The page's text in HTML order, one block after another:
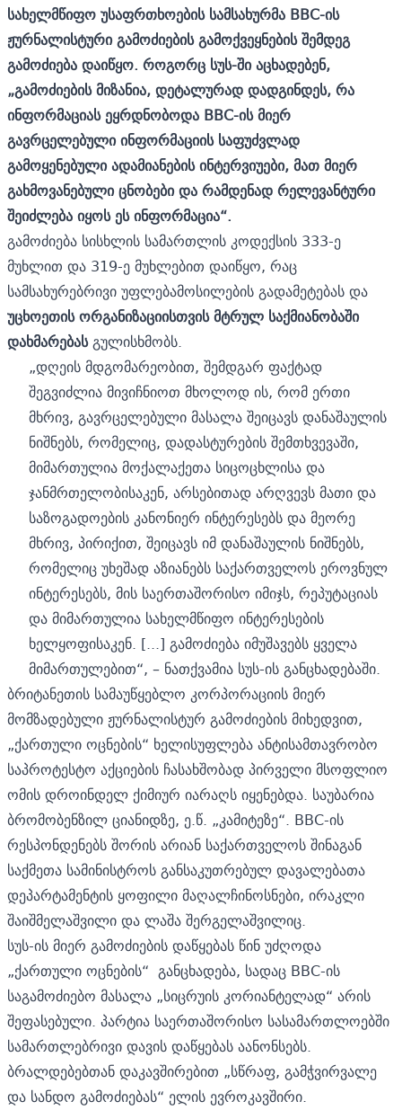
სახელმწიფო უსაფრთხოების სამსახურმა BBC-ის
ჟურნალისტური გამოძიების გამოქვეყნების შემდეგ
გამოძიება დაიწყო. როგორც სუს-ში აცხადებენ,
„გამოძიების მიზანია, დეტალურად დადგინდეს, რა
ინფორმაციას ეყრდნობოდა BBC-ის მიერ
გავრცელებული ინფორმაციის საფუძვლად
გამოყენებული ადამიანების ინტერვიუები, მათ მიერ
გახმოვანებული ცნობები და რამდენად რელევანტური
შეიძლება იყოს ეს ინფორმაცია“.
გამოძიება სისხლის სამართლის კოდექსის 333-ე
მუხლით და 319-ე მუხლებით დაიწყო, რაც
სამსახურებრივი უფლებამოსილების გადამეტებას და
უცხოეთის ორგანიზაციისთვის მტრულ საქმიანობაში
დახმარებასგულისხმობს.
„დღეის მდგომარეობით, შემდგარ ფაქტად
შეგვიძლია მივიჩნიოთ მხოლოდ ის, რომ ერთი
მხრივ, გავრცელებული მასალა შეიცავს დანაშაულის
ნიშნებს, რომელიც, დადასტურების შემთხვევაში,
მიმართულია მოქალაქეთა სიცოცხლისა და
ჯანმრთელობისაკენ, არსებითად არღვევს მათი და
საზოგადოების კანონიერ ინტერესებს და მეორე
მხრივ, პირიქით, შეიცავს იმ დანაშაულის ნიშნებს,
რომელიც უხეშად აზიანებს საქართველოს ეროვნულ
ინტერესებს, მის საერთაშორისო იმიჯს, რეპუტაციას
და მიმართულია სახელმწიფო ინტერესების
ხელყოფისაკენ. [...] გამოძიება იმუშავებს ყველა
მიმართულებით“, – ნათქვამია სუს-ის განცხადებაში.
ბრიტანეთის სამაუწყებლო კორპორაციის მიერ
მომზადებულიჟურნალისტურ გამოძიებისმიხედვით,
„ქართული ოცნების“ ხელისუფლება ანტისამთავრობო
საპროტესტო აქციების ჩასახშობად პირველი მსოფლიო
ომის დროინდელ ქიმიურ იარაღს იყენებდა. საუბარია
ბრომობენზილ ციანიდზე, ე.წ. „კამიტეზე“. BBC-ის
რესპონდენებს შორის არიან საქართველოს შინაგან
საქმეთა სამინისტროს განსაკუთრებულ დავალებათა
დეპარტამენტის ყოფილი მაღალჩინოსნები, ირაკლი
შაიშმელაშვილი და ლაშა შერგელაშვილიც.
სუს-ის მიერ გამოძიების დაწყებას წინ უძღოდა
„ქართული ოცნების“ განცხადება, სადაც BBC-ის
საგამოძიებო მასალა „სიცრუის კორიანტელად“ არის
შეფასებული. პარტია საერთაშორისო სასამართლოებში
სამართლებრივი დავის დაწყებას აანონსებს.
ბრალდებებთან დაკავშირებით „სწრაფ, გამჭვირვალე
და სანდო გამოძიებას“ ელისევროკავშირი.